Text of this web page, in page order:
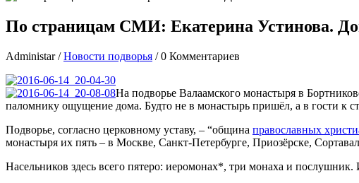
По страницам СМИ: Екатерина Устинова.
Administar/Новости подворья /0 Комментариев
На подворье Валаамского монастыря в
паломнику ощущение дома. Будто не в монастырь пришёл, а в гости к
Подворье, согласно церковному уставу, – “общи­на пра­во­слав­ных
монастыря их пять – в Москве, Санкт-Петербурге, Приозёрске,
Насельников здесь всего пятеро: иеромонах*, три монаха и